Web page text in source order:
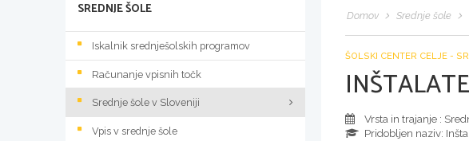
Domov Srednje šole
ŠOLSKI CENTER CELJE -
Vrsta in trajanje :
Pridobljen naziv:
SREDNJE ŠOLE
Iskalnik srednješolskih programov
Računanje vpisnih točk
Srednje šole v Sloveniji
Vpis v srednje šole